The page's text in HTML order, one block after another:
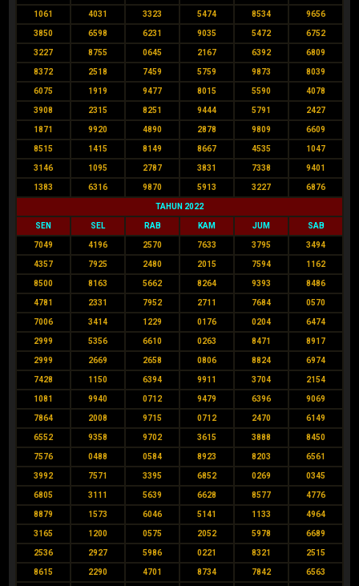
1061 4031 3323 5474 8534 9656
3850 6598 6231 9035 5472 6752
3227 8755 0645 2167 6392 6809
8372 2518 7459 5759 9873 8039
6075 1919 9477 8015 5590 4078
3908 2315 8251 9444 5791 2427
1871 9920 4890 2878 9809 6609
8515 1415 8149 8667 4535 1047
3146 1095 2787 3831 7338 9401
1383 6316 9870 5913 3227 6876
TAHUN 2022
SEN SEL RAB KAM JUM SAB
7049 4196 2570 7633 3795 3494
4357 7925 2480 2015 7594 1162
8500 8163 5662 8264 9393 8486
4781 2331 7952 2711 7684 0570
7006 3414 1229 0176 0204 6474
2999 5356 6610 0263 8471 8917
2999 2669 2658 0806 8824 6974
7428 1150 6394 9911 3704 2154
1081 9940 0712 9479 6396 9069
7864 2008 9715 0712 2470 6149
6552 9358 9702 3615 3888 8450
7576 0488 0584 8923 8203 6561
3992 7571 3395 6852 0269 0345
6805 3111 5639 6628 8577 4776
8879 1573 6046 5141 1133 4964
3165 1200 0575 2052 5978 6689
2536 2927 5986 0221 8321 2515
8615 2290 4701 8734 7842 6563